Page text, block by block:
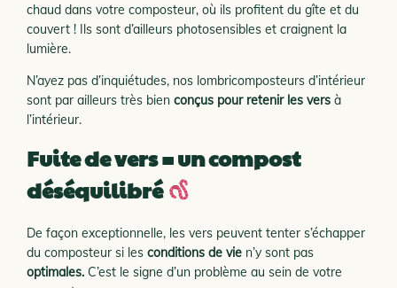
chaud dans votre composteur, où ils profitent du gîte et du
couvert ! Ils sont d’ailleurs photosensibles et craignent la
lumière.
N’ayez pas d’inquiétudes, nos lombricomposteurs d’intérieur
sont par ailleurs très bien conçus pour retenir les vers à
l’intérieur.
Fuite de vers = un compost
déséquilibré
De façon exceptionnelle, les vers peuvent tenter s’échapper
du composteur si les conditions de vie n’y sont pas
optimales. C’est le signe d’un problème au sein de votre